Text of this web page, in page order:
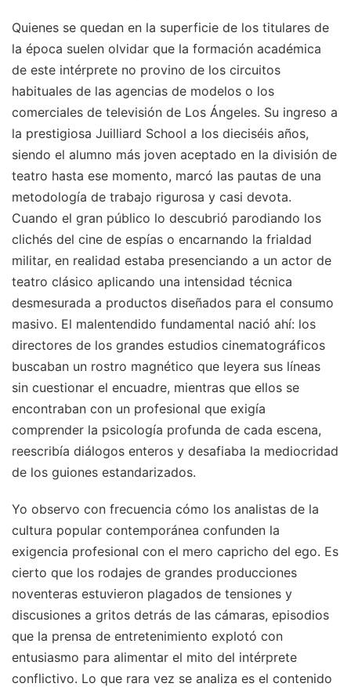
Quienes se quedan en la superficie de los titulares de
la época suelen olvidar que la formación académica
de este intérprete no provino de los circuitos
habituales de las agencias de modelos o los
comerciales de televisión de Los Ángeles. Su ingreso a
la prestigiosa Juilliard School a los dieciséis años,
siendo el alumno más joven aceptado en la división de
teatro hasta ese momento, marcó las pautas de una
metodología de trabajo rigurosa y casi devota.
Cuando el gran público lo descubrió parodiando los
clichés del cine de espías o encarnando la frialdad
militar, en realidad estaba presenciando a un actor de
teatro clásico aplicando una intensidad técnica
desmesurada a productos diseñados para el consumo
masivo. El malentendido fundamental nació ahí: los
directores de los grandes estudios cinematográficos
buscaban un rostro magnético que leyera sus líneas
sin cuestionar el encuadre, mientras que ellos se
encontraban con un profesional que exigía
comprender la psicología profunda de cada escena,
reescribía diálogos enteros y desafiaba la mediocridad
de los guiones estandarizados.
Yo observo con frecuencia cómo los analistas de la
cultura popular contemporánea confunden la
exigencia profesional con el mero capricho del ego. Es
cierto que los rodajes de grandes producciones
noventeras estuvieron plagados de tensiones y
discusiones a gritos detrás de las cámaras, episodios
que la prensa de entretenimiento explotó con
entusiasmo para alimentar el mito del intérprete
conflictivo. Lo que rara vez se analiza es el contenido